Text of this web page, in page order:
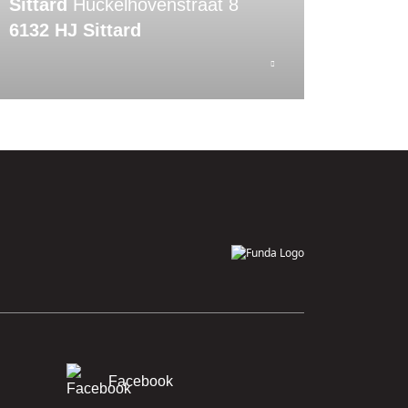
Sittard Huckelhovenstraat 8
6132 HJ Sittard
Facebook